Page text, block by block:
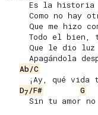
Ab/C
D7 /F#
G